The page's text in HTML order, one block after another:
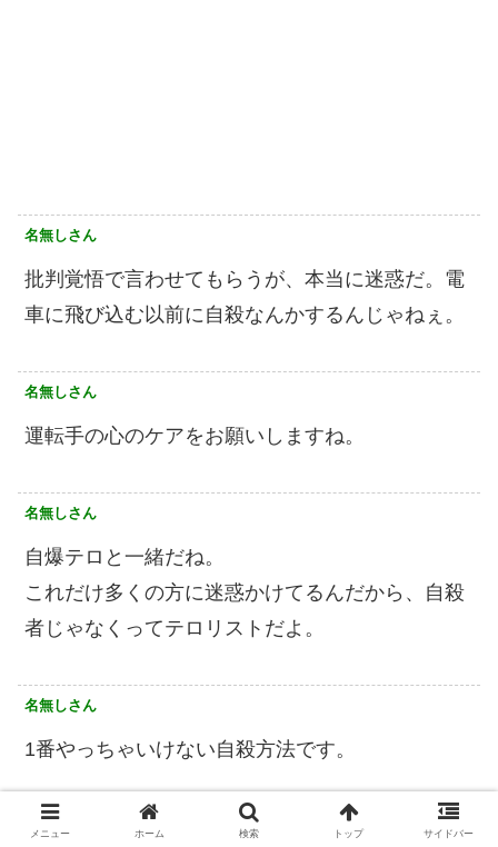
名無しさん
批判覚悟で言わせてもらうが、本当に迷惑だ。電
車に飛び込む以前に自殺なんかするんじゃねぇ。
名無しさん
運転手の心のケアをお願いしますね。
名無しさん
自爆テロと一緒だね。
これだけ多くの方に迷惑かけてるんだから、自殺
者じゃなくってテロリストだよ。
名無しさん
1番やっちゃいけない自殺方法です。
名無しさん
メニュー ホーム 検索 トップ サイドバー